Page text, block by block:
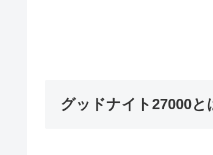
グッドナイト27000と